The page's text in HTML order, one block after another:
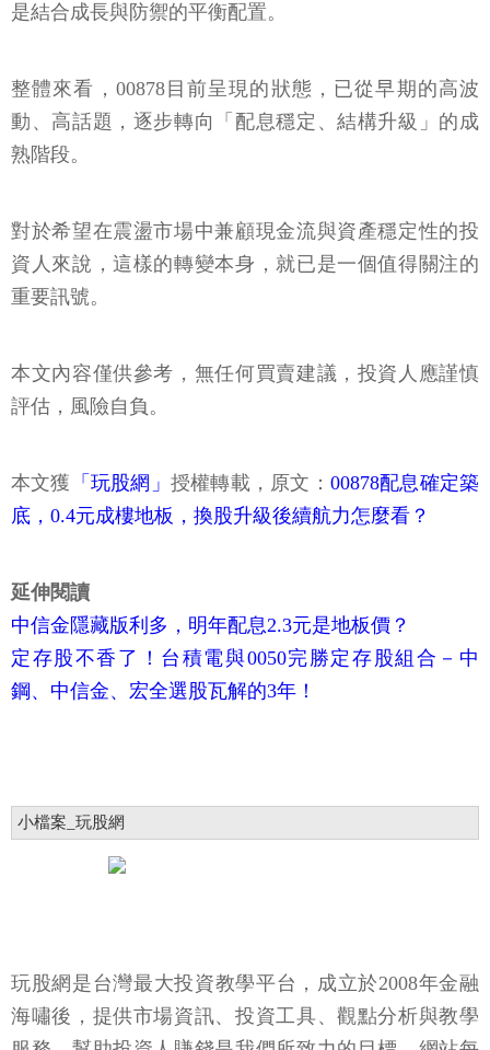
是結合成長與防禦的平衡配置。
整體來看，00878目前呈現的狀態，已從早期的高波
動、高話題，逐步轉向「配息穩定、結構升級」的成
熟階段。
對於希望在震盪市場中兼顧現金流與資產穩定性的投
資人來說，這樣的轉變本身，就已是一個值得關注的
重要訊號。
本文內容僅供參考，無任何買賣建議，投資人應謹慎
評估，風險自負。
本文獲 「玩股網」 授權轉載，原文： 00878配息確定築
底，0.4元成樓地板，換股升級後續航力怎麼看？
延伸閱讀
中信金隱藏版利多，明年配息2.3元是地板價？
定存股不香了！台積電與0050完勝定存股組合－中
鋼、中信金、宏全選股瓦解的3年！
小檔案_玩股網
玩股網是台灣最大投資教學平台，成立於2008年金融
海嘯後，提供市場資訊、投資工具、觀點分析與教學